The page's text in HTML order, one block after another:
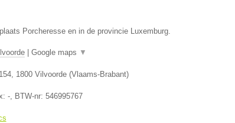
Porcheresse en in de provincie Luxemburg.
| Google maps ▼
, 1800 Vilvoorde(Vlaams-Brabant)
-, BTW-nr: 546995767